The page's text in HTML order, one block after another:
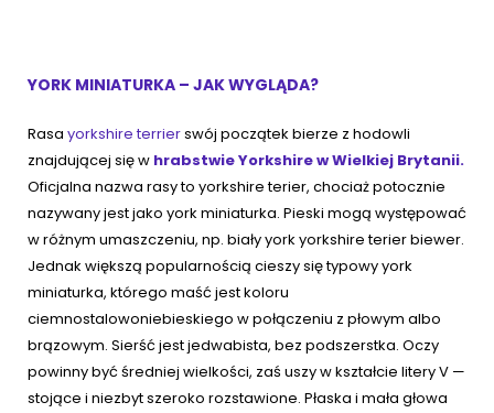
YORK MINIATURKA – JAK WYGLĄDA?
Rasa yorkshire terrierswój początek bierze z hodowli
znajdującej się w hrabstwie Yorkshire w Wielkiej Brytanii.
Oficjalna nazwa rasy to yorkshire terier, chociaż potocznie
nazywany jest jako york miniaturka. Pieski mogą występować
w różnym umaszczeniu, np. biały york yorkshire terier biewer.
Jednak większą popularnością cieszy się typowy york
miniaturka, którego maść jest koloru
ciemnostalowoniebieskiego w połączeniu z płowym albo
brązowym. Sierść jest jedwabista, bez podszerstka. Oczy
powinny być średniej wielkości, zaś uszy w kształcie litery V —
stojące i niezbyt szeroko rozstawione. Płaska i mała głowa